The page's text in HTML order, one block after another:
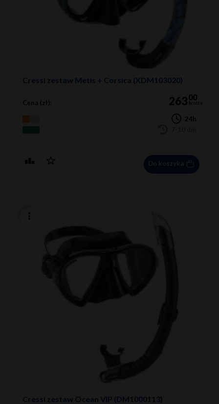
Cressi zestaw Metis + Corsica (XDM103020)
Cena (zł): 26300
brutto
24h
Do koszyka
Cressi zestaw Ocean VIP (DM1000113)